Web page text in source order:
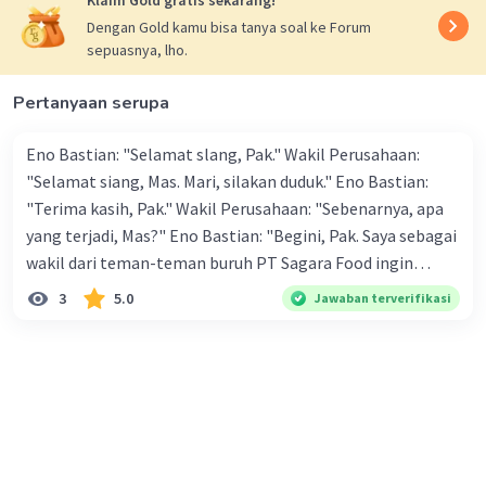
gap (head start), Persamaan jarak (0,5 a t^2 = d0 + v t),
Isi angka → dapat t → cari jarak polisi.
Beri Rating·5.0(1) Balas
Iklan
Dengan Gold kamu bisa tanya soal ke Forum
sepuasnya, lho.
Pertanyaan serupa
Eno Bastian: "Selamat slang, Pak." Wakil Perusahaan:
"Selamat siang, Mas. Mari, silakan duduk." Eno Bastian:
"Terima kasih, Pak." Wakil Perusahaan: "Sebenarnya, apa
yang terjadi, Mas?" Eno Bastian: "Begini, Pak. Saya sebagai
wakil dari teman-teman buruh PT Sagara Food ingin
menyampaikan beberapa hal kepada Bapak." Wakil
Perusahaan: "Silakan Anda sampaikan." Eno Bastian:
3 5.0 Jawaban terverifikasi